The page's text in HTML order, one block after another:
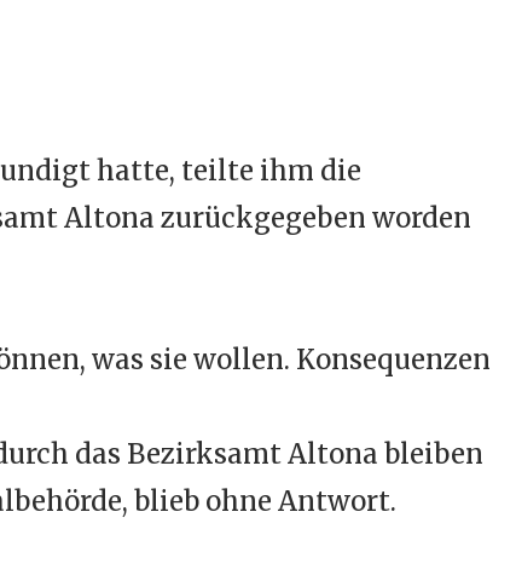
hatte, teilte ihm die
Altona zurückgegeben worden
was sie wollen. Konsequenzen
das Bezirksamt Altona bleiben
blieb ohne Antwort.